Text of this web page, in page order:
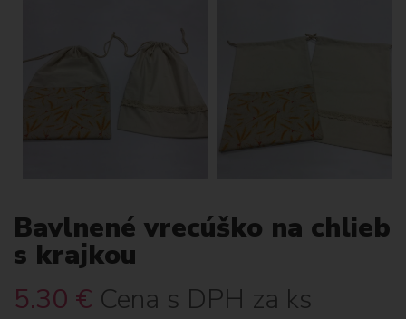
Bavlnené vrecúško na chlieb
s krajkou
5.30 € Cena s DPH za ks